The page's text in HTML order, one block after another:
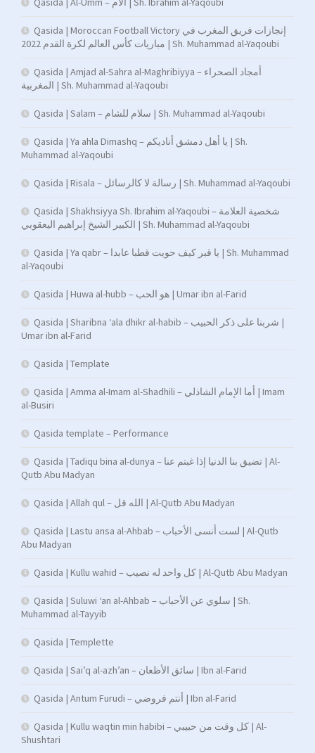
Qasida | Moroccan Football Victory إنجازات فريق المغرب في
مباريات كأس العالم لكرة القدم 2022 | Sh. Muhammad al-Yaqoubi
Qasida | Amjad al-Sahra al-Maghribiyya – أمجاد الصحراء
المغربية | Sh. Muhammad al-Yaqoubi
Qasida | Salam – سلام للشام | Sh. Muhammad al-Yaqoubi
Qasida | Ya ahla Dimashq – يا أهل دمشق أناديكم | Sh.
Muhammad al-Yaqoubi
Qasida | Risala – رسالة لا كالرسائل | Sh. Muhammad al-Yaqoubi
Qasida | Shakhsiyya Sh. Ibrahim al-Yaqoubi – شخصية العلامة
الكبير الشيخ إبراهيم اليعقوبي | Sh. Muhammad al-Yaqoubi
Qasida | Ya qabr – يا قبر كيف حويت قطبا عابدا | Sh. Muhammad
al-Yaqoubi
Qasida | Huwa al-hubb – هو الحب | Umar ibn al-Farid
Qasida | Sharibna ‘ala dhikr al-habib – شربنا على ذكر الحبيب |
Umar ibn al-Farid
Qasida | Template
Qasida | Amma al-Imam al-Shadhili – أما الإمام الشاذلي | Imam
al-Busiri
Qasida template – Performance
Qasida | Tadiqu bina al-dunya – تضيق بنا الدنيا إذا غبتم عنا | Al-
Qutb Abu Madyan
Qasida | Allah qul – الله قل | Al-Qutb Abu Madyan
Qasida | Lastu ansa al-Ahbab – لست أنسى الأحباب | Al-Qutb
Abu Madyan
Qasida | Kullu wahid – كل واحد له نصيب | Al-Qutb Abu Madyan
Qasida | Suluwi ‘an al-Ahbab – سلوي عن الأحباب | Sh.
Muhammad al-Tayyib
Qasida | Templette
Qasida | Sai’q al-azh’an – سائق الأظعان | Ibn al-Farid
Qasida | Antum Furudi – أنتم فروضي | Ibn al-Farid
Qasida | Kullu waqtin min habibi – كل وقت من حبيبي | Al-
Shushtari